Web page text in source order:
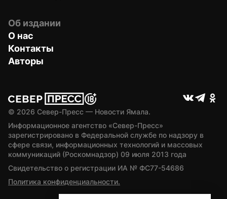
Об издании
О нас
Контакты
Авторы
© 2026 Север-Пресс — Новости Ямала.
Информационное агентство «Север-Пресс»
зарегистрировано в Федеральной службе по надзору в
сфере связи, информационных технологий и массовых
коммуникаций (Роскомнадзор) 09 июля 2013 года
Свидетельство о регистрации ИА № ФС77-54686
Политика конфиденциальности.